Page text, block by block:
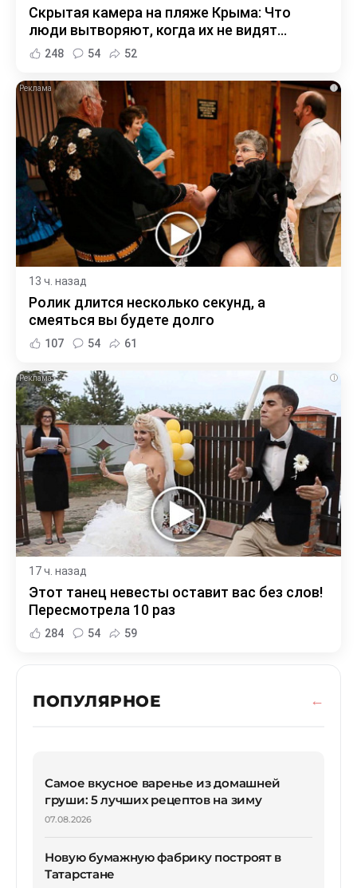
Скрытая камера на пляже Крыма: Что
люди вытворяют, когда их не видят...
248 54 52
i
13 ч. назад
Ролик длится несколько секунд, а
смеяться вы будете долго
107 54 61
i
17 ч. назад
Этот танец невесты оставит вас без слов!
Пересмотрела 10 раз
284 54 59
ПОПУЛЯРНОЕ
Самое вкусное варенье из домашней
груши: 5 лучших рецептов на зиму
07.08.2026
Новую бумажную фабрику построят в
Татарстане